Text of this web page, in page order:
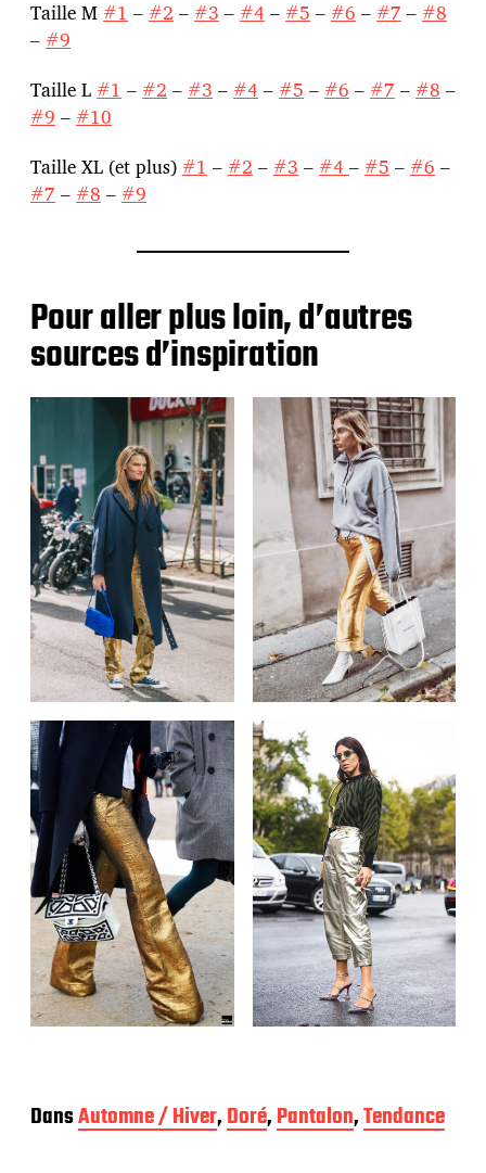
Taille M #1 – #2 – #3 – #4 – #5 – #6 – #7 – #8
– #9
Taille L #1 – #2 – #3 – #4 – #5 – #6 – #7 – #8 –
#9 – #10
Taille XL (et plus) #1 – #2 – #3 – #4 – #5 – #6 –
#7 – #8 – #9
Pour aller plus loin, d’autres
sources d’inspiration
DansAutomne / Hiver,Doré,Pantalon,Tendance